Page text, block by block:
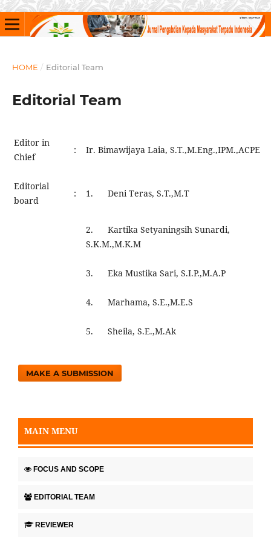
HOME / Editorial Team
Editorial Team
Editor in
Chief
: Ir. Bimawijaya Laia, S.T.,M.Eng.,IPM.,ACPE
Editorial
board
: 1. Deni Teras, S.T.,M.T
2. Kartika Setyaningsih Sunardi,
S.K.M.,M.K.M
3. Eka Mustika Sari, S.I.P.,M.A.P
4. Marhama, S.E.,M.E.S
5. Sheila, S.E.,M.Ak
MAKE A SUBMISSION
MAIN MENU
FOCUS AND SCOPE
EDITORIAL TEAM
REVIEWER